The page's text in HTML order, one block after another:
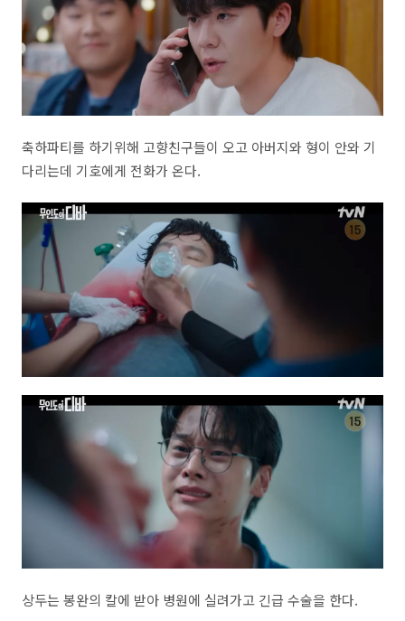
축하파티를 하기위해 고향친구들이 오고 아버지와 형이 안와 기
다리는데 기호에게 전화가 온다.
상두는 봉완의 칼에 받아 병원에 실려가고 긴급 수술을 한다.